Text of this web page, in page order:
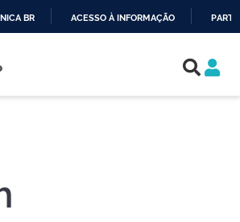
BR ACESSO À INFORMAÇÃO